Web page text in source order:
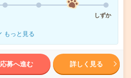
しずか
もっと見る
応募へ進む 詳しく見る